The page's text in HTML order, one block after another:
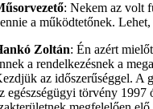
: Nekem az volt
a működtetőnek.
Zoltán: Én azért
a rendelkezésnek a
az időszerűséggel. A
egészségügyi törvény 1997